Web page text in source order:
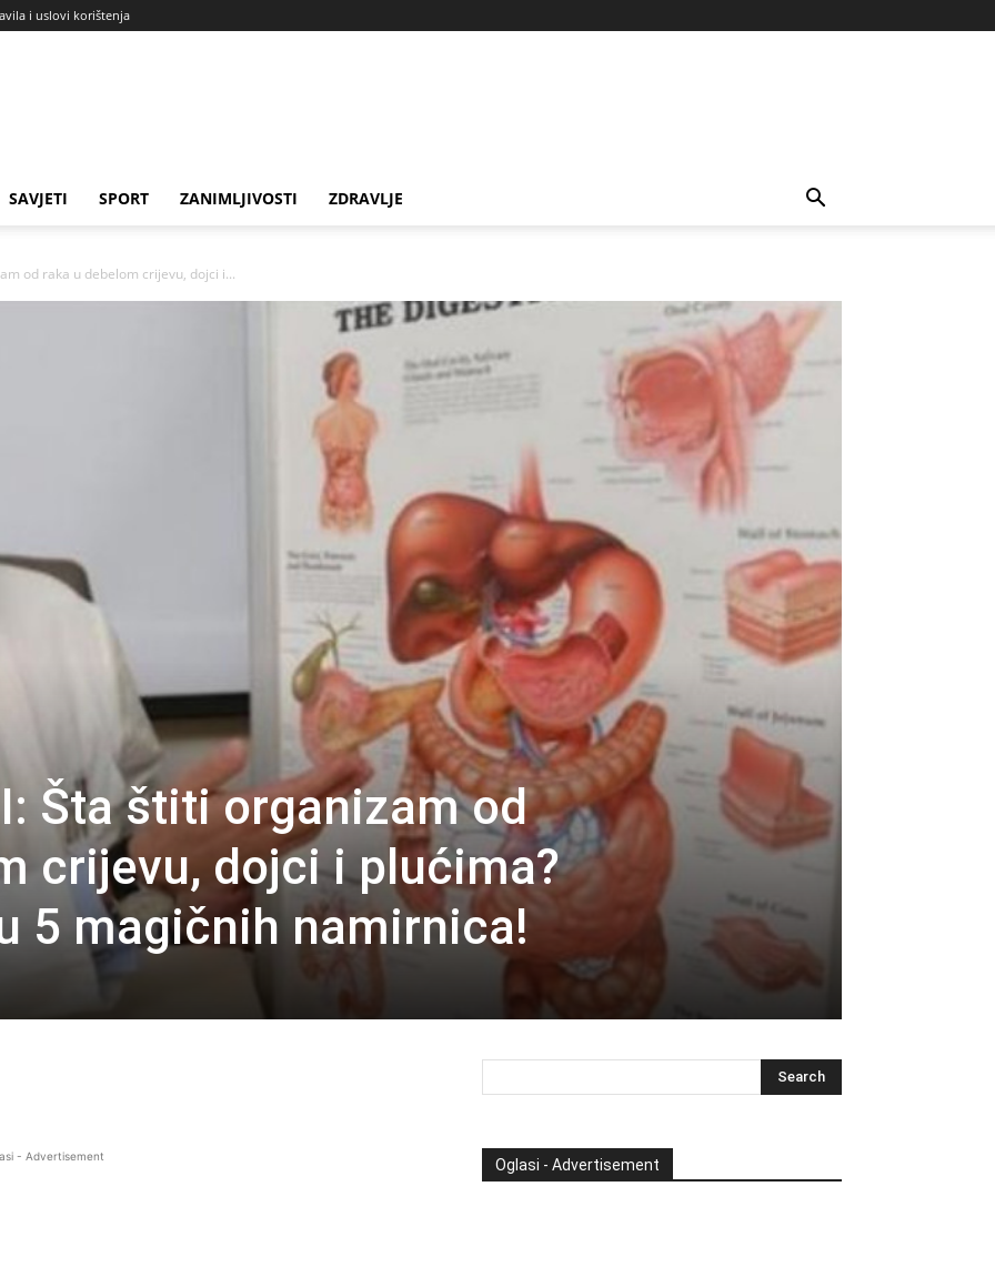
i uslovi korištenja
SAVJETI SPORT ZANIMLJIVOSTI ZDRAVLJE
od raka u debelom crijevu, dojci i...
Šta štiti organizam od
crijevu, dojci i plućima?
5 magičnih namirnica!
- Advertisement Oglasi - Advertisement